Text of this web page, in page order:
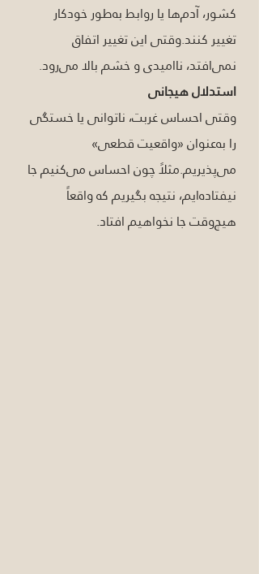
کشور، آدم‌ها یا روابط به‌طور خودکار
تغییر کنند.وقتی این تغییر اتفاق
نمی‌افتد، ناامیدی و خشم بالا می‌رود.
استدلال هیجانی
وقتی احساس غربت، ناتوانی یا خستگی
را به‌عنوان «واقعیت قطعی»
می‌پذیریم.مثلاً چون احساس می‌کنیم جا
نیفتاده‌ایم، نتیجه بگیریم که واقعاً
هیچ‌وقت جا نخواهیم افتاد.